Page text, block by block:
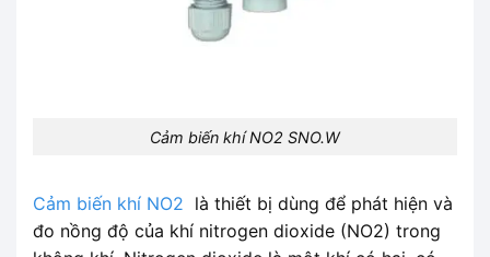
Cảm biến khí NO2 SNO.W
Cảm biến khí NO2 là thiết bị dùng để phát hiện và
đo nồng độ của khí nitrogen dioxide (NO2) trong